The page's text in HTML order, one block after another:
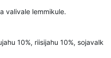
valivale lemmikule.
10%, riisijahu 10%, sojavalk